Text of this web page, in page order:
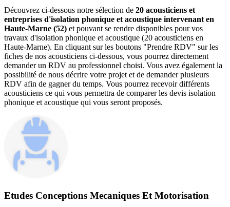
Découvrez ci-dessous notre sélection de 20 acousticiens et
entreprises d'isolation phonique et acoustique intervenant en
Haute-Marne (52) et pouvant se rendre disponibles pour vos
travaux d'isolation phonique et acoustique (20 acousticiens en
Haute-Marne). En cliquant sur les boutons "Prendre RDV" sur les
fiches de nos acousticiens ci-dessous, vous pourrez directement
demander un RDV au professionnel choisi. Vous avez également la
possibilité de nous décrire votre projet et de demander plusieurs
RDV afin de gagner du temps. Vous pourrez recevoir différents
acousticiens ce qui vous permettra de comparer les devis isolation
phonique et acoustique qui vous seront proposés.
Etudes Conceptions Mecaniques Et Motorisation